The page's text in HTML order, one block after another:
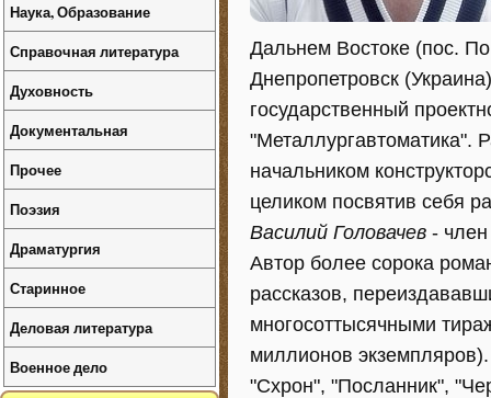
Дальнем Востоке (пос.
Днепропетровск
государственный
"Металлургавтоматика".
начальником
целиком посвятив себя
Василий Головачев -
Автор более сорока
рассказов,
многосоттысячными
миллионов
"Схрон", "Посланник",
Наука, Образование
Справочная литература
Духовность
Документальная
Прочее
Поэзия
Драматургия
Старинное
Деловая литература
Военное дело